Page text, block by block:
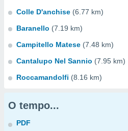
Colle D'anchise (6.77 km)
Baranello (7.19 km)
Campitello Matese (7.48 km)
Cantalupo Nel Sannio (7.95 km)
Roccamandolfi (8.16 km)
O tempo...
PDF